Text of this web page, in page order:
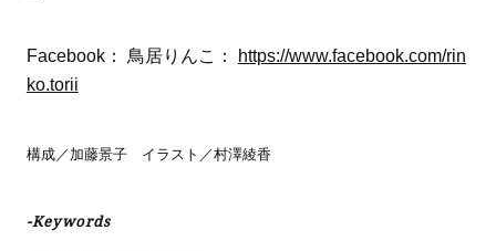
Facebook： 鳥居りんこ：
https://www.facebook.com/rin
ko.torii
構成／加藤景子 イラスト／村澤綾香
-Keywords